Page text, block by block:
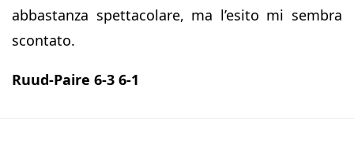
abbastanza spettacolare, ma l’esito mi sembra
scontato.
Ruud-Paire 6-3 6-1